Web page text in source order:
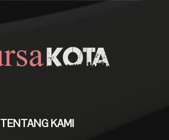
TENTANG KAMI